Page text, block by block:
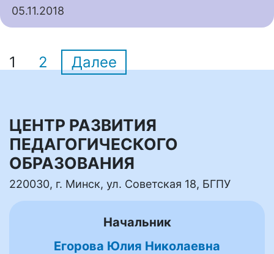
05.11.2018
1 2 Далее
ЦЕНТР РАЗВИТИЯ
ПЕДАГОГИЧЕСКОГО
ОБРАЗОВАНИЯ
220030, г. Минск, ул. Советская 18, БГПУ
Начальник
Егорова Юлия Николаевна